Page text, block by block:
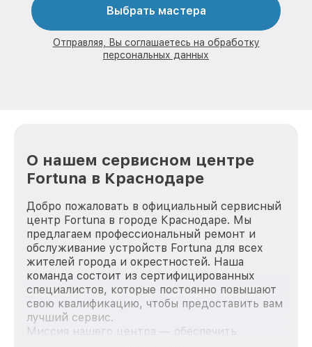
Выбрать мастера
Отправляя, Вы соглашаетесь на обработку
персональных данных
О нашем сервисном центре
Fortuna в Краснодаре
Добро пожаловать в официальный сервисный
центр Fortuna в городе Краснодаре. Мы
предлагаем профессиональный ремонт и
обслуживание устройств Fortuna для всех
жителей города и окрестностей. Наша
команда состоит из сертифицированных
специалистов, которые постоянно повышают
свою квалификацию, чтобы предоставить вам
лучший сервис.
Миссия нашего центра — обеспечить